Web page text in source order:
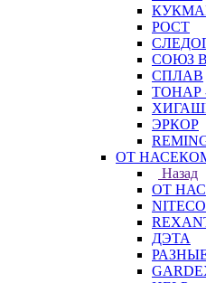
РОСТ
СОЮЗ
СПЛАВ
ТОНАР
ЭРКОР
ОТ
Назад
ОТ
ДЭТА